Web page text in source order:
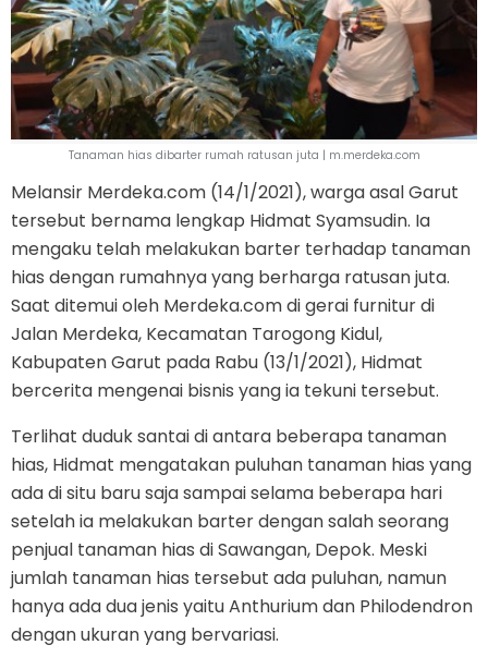
Tanaman hias dibarter rumah ratusan juta | m.merdeka.com
Melansir Merdeka.com (14/1/2021), warga asal Garut
tersebut bernama lengkap Hidmat Syamsudin. Ia
mengaku telah melakukan barter terhadap tanaman
hias dengan rumahnya yang berharga ratusan juta.
Saat ditemui oleh Merdeka.com di gerai furnitur di
Jalan Merdeka, Kecamatan Tarogong Kidul,
Kabupaten Garut pada Rabu (13/1/2021), Hidmat
bercerita mengenai bisnis yang ia tekuni tersebut.
Terlihat duduk santai di antara beberapa tanaman
hias, Hidmat mengatakan puluhan tanaman hias yang
ada di situ baru saja sampai selama beberapa hari
setelah ia melakukan barter dengan salah seorang
penjual tanaman hias di Sawangan, Depok. Meski
jumlah tanaman hias tersebut ada puluhan, namun
hanya ada dua jenis yaitu Anthurium dan Philodendron
dengan ukuran yang bervariasi.